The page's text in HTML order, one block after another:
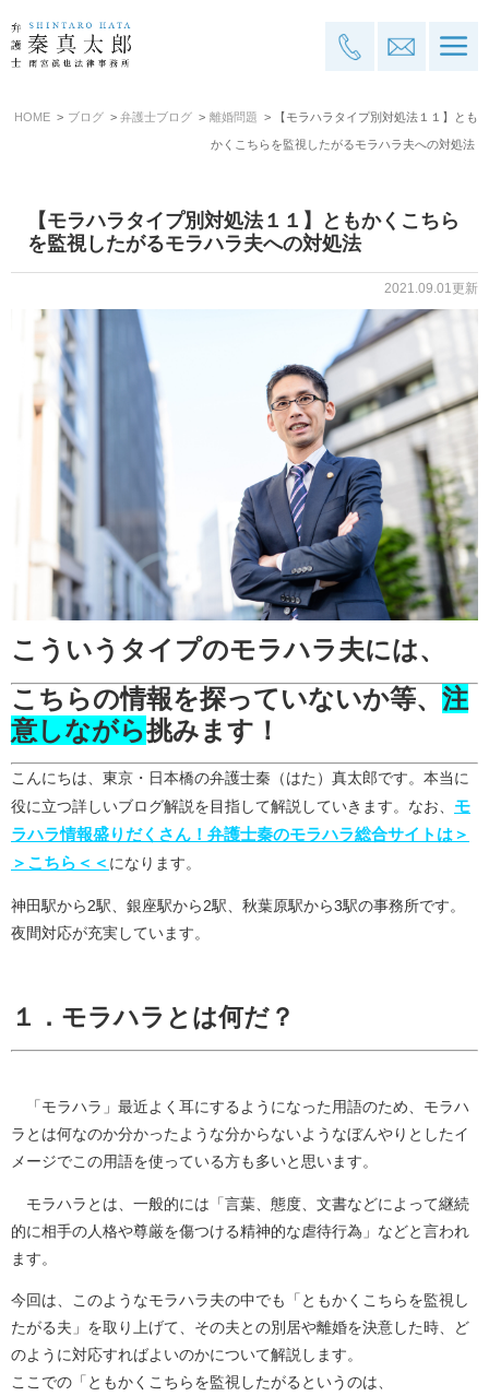
HOME ブログ 弁護士ブログ 離婚問題 【モラハラタイプ別対処法１１】とも
かくこちらを監視したがるモラハラ夫への対処法
【モラハラタイプ別対処法１１】ともかくこちら
を監視したがるモラハラ夫への対処法
2021.09.01更新
こういうタイプのモラハラ夫には、
こちらの情報を探っていないか等、 注
意しながら挑みます！
こんにちは、東京・日本橋の弁護士秦（はた）真太郎です。本当に
役に立つ詳しいブログ解説を目指して解説していきます。なお、 モ
ラハラ情報盛りだくさん！弁護士秦のモラハラ総合サイトは＞
＞こちら＜＜ になります。
神田駅から2駅、銀座駅から2駅、秋葉原駅から3駅の事務所です。
夜間対応が充実しています。
１．モラハラとは何だ？
「モラハラ」最近よく耳にするようになった用語のため、モラハ
ラとは何なのか分かったような分からないようなぼんやりとしたイ
メージでこの用語を使っている方も多いと思います。
モラハラとは、一般的には「言葉、態度、文書などによって継続
的に相手の人格や尊厳を傷つける精神的な虐待行為」などと言われ
ます。
今回は、このようなモラハラ夫の中でも「ともかくこちらを監視し
たがる夫」を取り上げて、その夫との別居や離婚を決意した時、ど
のように対応すればよいのかについて解説します。
ここでの「ともかくこちらを監視したがるというのは、